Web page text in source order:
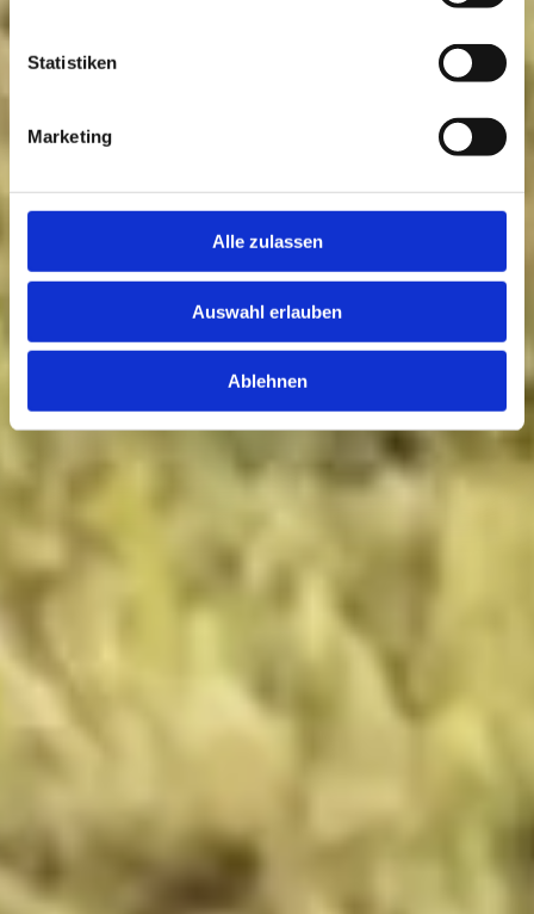
Statistiken
Marketing
Alle zulassen
Auswahl erlauben
Ablehnen